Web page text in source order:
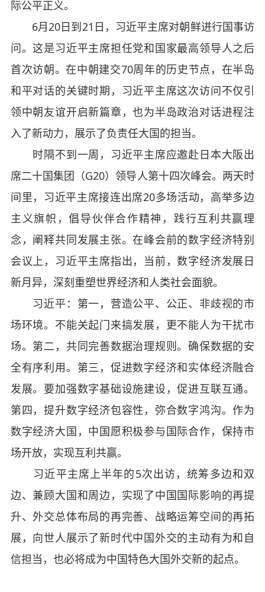
际公平正义。
6月20日到21日，习近平主席对朝鲜进行国事访
问。这是习近平主席担任党和国家最高领导人之后
首次访朝。在中朝建交70周年的历史节点，在半岛
和平对话的关键时期，习近平主席这次访问不仅引
领中朝友谊开启新篇章，也为半岛政治对话进程注
入了新动力，展示了负责任大国的担当。
时隔不到一周，习近平主席应邀赴日本大阪出
席二十国集团（G20）领导人第十四次峰会。两天时
间里，习近平主席接连出席20多场活动，高举多边
主义旗帜，倡导伙伴合作精神，践行互利共赢理
念，阐释共同发展主张。在峰会前的数字经济特别
会议上，习近平主席指出，当前，数字经济发展日
新月异，深刻重塑世界经济和人类社会面貌。
习近平：第一，营造公平、公正、非歧视的市
场环境。不能关起门来搞发展，更不能人为干扰市
场。第二，共同完善数据治理规则。确保数据的安
全有序利用。第三，促进数字经济和实体经济融合
发展。要加强数字基础设施建设，促进互联互通。
第四，提升数字经济包容性，弥合数字鸿沟。作为
数字经济大国，中国愿积极参与国际合作，保持市
场开放，实现互利共赢。
习近平主席上半年的5次出访，统筹多边和双
边、兼顾大国和周边，实现了中国国际影响的再提
升、外交总体布局的再完善、战略运筹空间的再拓
展，向世人展示了新时代中国外交的主动有为和自
信担当，也必将成为中国特色大国外交新的起点。